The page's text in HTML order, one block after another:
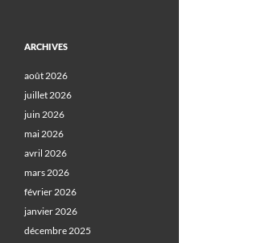
ARCHIVES
août 2026
juillet 2026
juin 2026
mai 2026
avril 2026
mars 2026
février 2026
janvier 2026
décembre 2025